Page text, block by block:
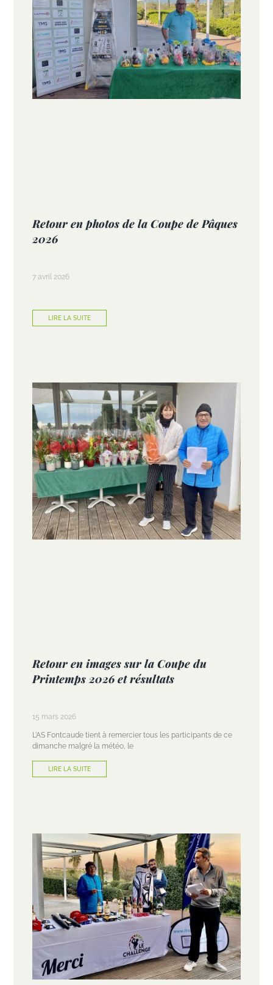
Retour en photos de la Coupe de Pâques
2026
7 avril 2026
LIRE LA SUITE
Retour en images sur la Coupe du
Printemps 2026 et résultats
15 mars 2026
L’AS Fontcaude tient à remercier tous les participants de ce
dimanche malgré la météo, le
LIRE LA SUITE